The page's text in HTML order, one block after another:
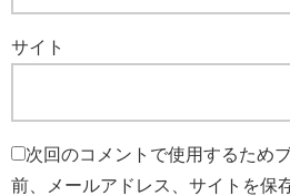
サイト
次回のコメントで使用するため
前、メールアドレス、サイトを保